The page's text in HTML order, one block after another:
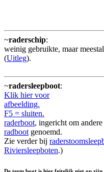
~raderschip:
weinig gebruikte, maar
(Uitleg).
~radersleepboot:
Klik hier voor
afbeelding.
F5 = sluiten.
raderboot, ingericht om andere
radboot genoemd.
Zie verder bij
Riviersleepboten.)
De term boot is hier feitelijk niet op zijn